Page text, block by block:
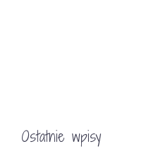
Ostatnie wpisy